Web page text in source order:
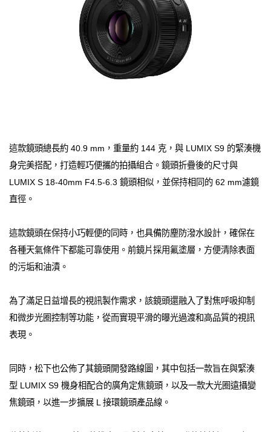
這款鏡頭總長約 40.9 mm，重量約 144 克，與 LUMIX S9 的緊湊機
身完美搭配，打造輕巧便攜的拍攝組合。鏡頭折疊後的尺寸與
LUMIX S 18-40mm F4.5-6.3 鏡頭相似，並保持相同的 62 mm濾鏡
直徑。
這款鏡頭在保持小巧輕便的同時，也具備防塵防潑水設計，確保在
各種天氣條件下都能可靠使用。前鏡片採用氟塗層，方便清除表面
的污垢和油漬。
為了滿足日益增長的視訊製作需求，該鏡頭還融入了對焦呼吸抑制
和微步光圈控制等功能，從而實現平滑的曝光過渡和高品質的視訊
表現。
同時，松下也公佈了其鏡頭開發路線圖，其中包括一款旨在與緊湊
型 LUMIX S9 機身相配合的廣角定焦鏡頭，以及一款大光圈遠攝變
焦鏡頭，以進一步擴展 L 接環鏡頭產品線。